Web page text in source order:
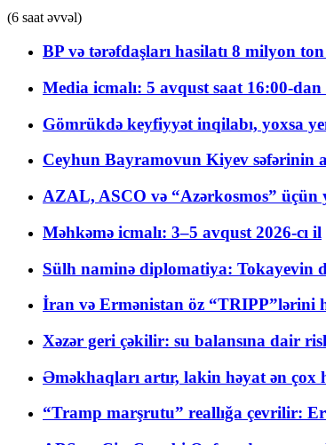
(6 saat əvvəl)
BP və tərəfdaşları hasilatı 8 milyon
Media icmalı: 5 avqust saat 16:00-
Gömrükdə keyfiyyət inqilabı, yoxsa
Ceyhun Bayramovun Kiyev səfərinin
AZAL, ASCO və “Azərkosmos”
Məhkəmə icmalı: 3–5 avqust 2026-cı il
Sülh naminə diplomatiya: Tokayevin
İran və Ermənistan öz “TRIPP”lərini
Xəzər geri çəkilir: su balansına dair
Əməkhaqları artır, lakin həyat ən çox
“Tramp marşrutu” reallığa çevrilir: